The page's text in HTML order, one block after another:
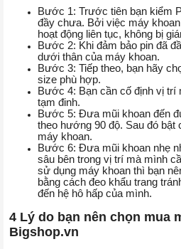
Bước 1: Trước tiên bạn kiểm
đầy chưa. Bởi việc máy
hoạt động liên tục, không bị
Bước 2: Khi đảm bảo pin đã
dưới thân của máy khoan.
Bước 3: Tiếp theo, bạn hãy
size phù hợp.
Bước 4: Bạn cần cố định vị trí
tạm đinh.
Bước 5: Đưa mũi khoan đến
theo hướng 90 độ. Sau đó bật
máy khoan.
Bước 6: Đưa mũi khoan nhẹ
sâu bên trong vị trí mà mình
sử dụng máy khoan thì bạn
bằng cách đeo khẩu trang
đến hệ hô hấp của mình.
4 Lý do bạn nên chọn mua
Bigshop.vn